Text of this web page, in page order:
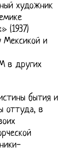
художник
(1937)
Мексикой и
в других
бытия и
оттуда, в